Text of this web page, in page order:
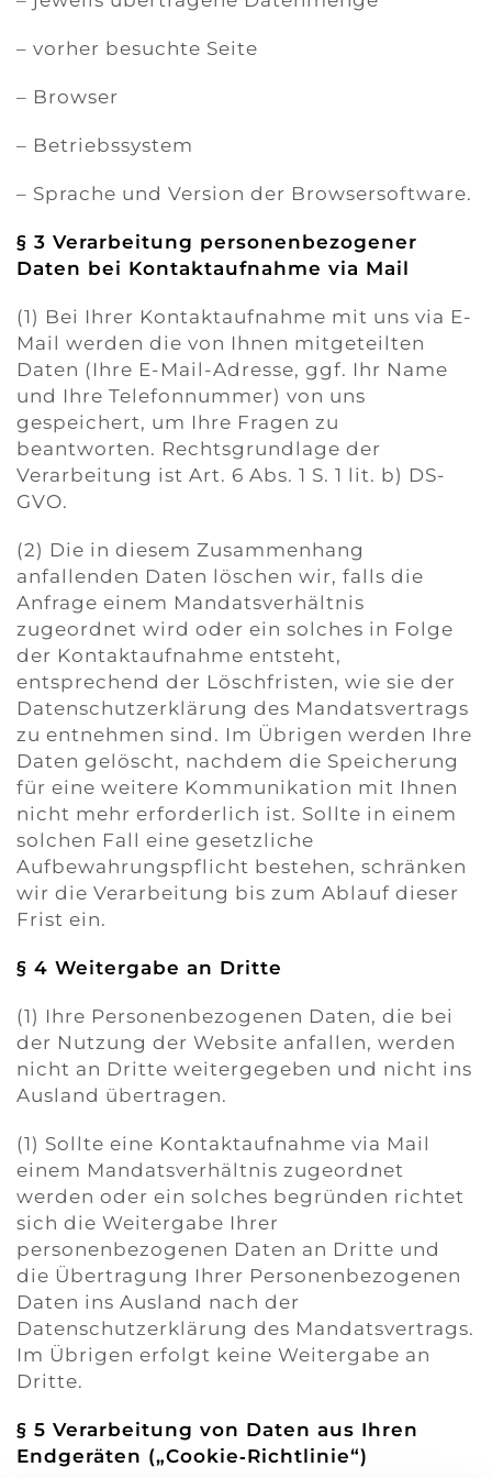
– vorher besuchte Seite
– Browser
– Betriebssystem
– Sprache und Version der Browsersoftware.
§ 3 Verarbeitung personenbezogener
Daten bei Kontaktaufnahme via Mail
(1) Bei Ihrer Kontaktaufnahme mit uns via E-
Mail werden die von Ihnen mitgeteilten
Daten (Ihre E-Mail-Adresse, ggf. Ihr Name
und Ihre Telefonnummer) von uns
gespeichert, um Ihre Fragen zu
beantworten. Rechtsgrundlage der
Verarbeitung ist Art. 6 Abs. 1 S. 1 lit. b) DS-
GVO.
(2) Die in diesem Zusammenhang
anfallenden Daten löschen wir, falls die
Anfrage einem Mandatsverhältnis
zugeordnet wird oder ein solches in Folge
der Kontaktaufnahme entsteht,
entsprechend der Löschfristen, wie sie der
Datenschutzerklärung des Mandatsvertrags
zu entnehmen sind. Im Übrigen werden Ihre
Daten gelöscht, nachdem die Speicherung
für eine weitere Kommunikation mit Ihnen
nicht mehr erforderlich ist. Sollte in einem
solchen Fall eine gesetzliche
Aufbewahrungspflicht bestehen, schränken
wir die Verarbeitung bis zum Ablauf dieser
Frist ein.
§ 4 Weitergabe an Dritte
(1) Ihre Personenbezogenen Daten, die bei
der Nutzung der Website anfallen, werden
nicht an Dritte weitergegeben und nicht ins
Ausland übertragen.
(1) Sollte eine Kontaktaufnahme via Mail
einem Mandatsverhältnis zugeordnet
werden oder ein solches begründen richtet
sich die Weitergabe Ihrer
personenbezogenen Daten an Dritte und
die Übertragung Ihrer Personenbezogenen
Daten ins Ausland nach der
Datenschutzerklärung des Mandatsvertrags.
Im Übrigen erfolgt keine Weitergabe an
Dritte.
§ 5 Verarbeitung von Daten aus Ihren
Endgeräten („Cookie‑Richtlinie“)